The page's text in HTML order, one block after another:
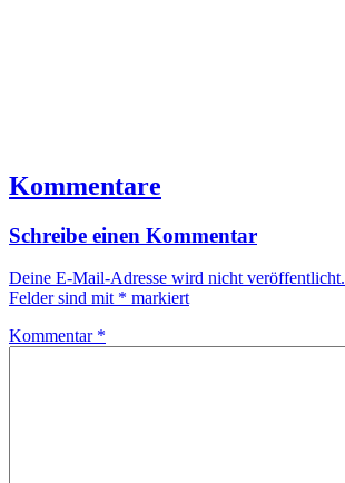
Kommentare
Schreibe einen Kommentar
Deine E-Mail-Adresse wird nicht veröffentlicht.
Felder sind mit * markiert
Kommentar *